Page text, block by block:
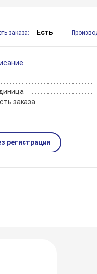
заказа: Есть
заказа
регистрации